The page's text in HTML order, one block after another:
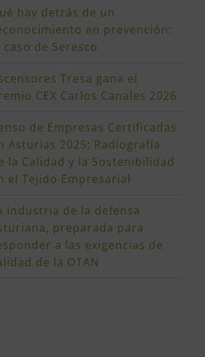
hay detrás de un
en prevención:
caso de Seresco
Tresa gana el
CEX Carlos Canales 2026
de Empresas Certificadas
Asturias 2025: Radiografía
la Calidad y la Sostenibilidad
el Tejido Empresarial
industria de la defensa
preparada para
a las exigencias de
de la OTAN